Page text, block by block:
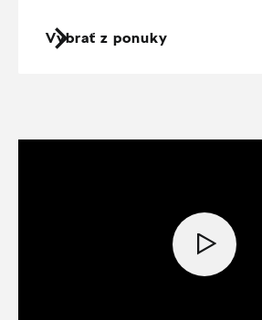
Vybrať z ponuky